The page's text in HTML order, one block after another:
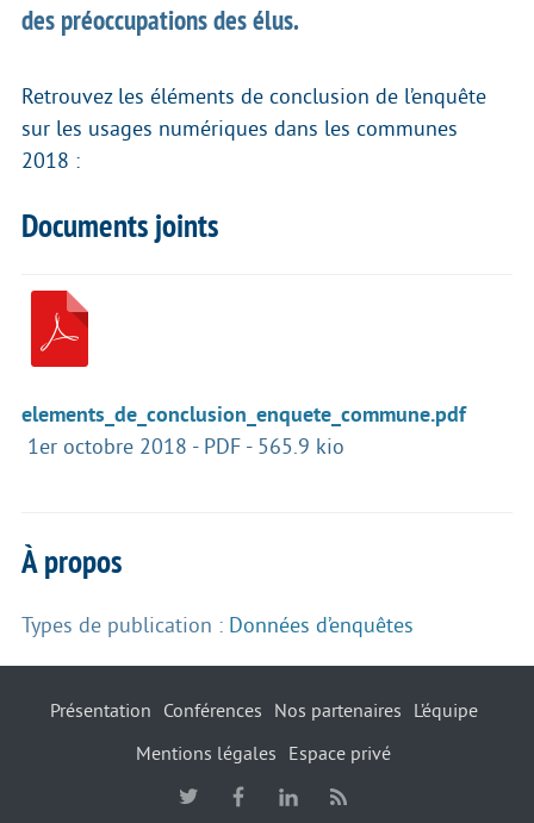
des préoccupations des élus.
Retrouvez les éléments de conclusion de l’enquête
sur les usages numériques dans les communes
2018 :
Documents joints
elements_de_conclusion_enquete_commune.pdf
1er octobre 2018 - PDF - 565.9 kio
À propos
Types de publication : Données d’enquêtes
Présentation Conférences Nos partenaires
L’équipe
Mentions légales
Espace privé